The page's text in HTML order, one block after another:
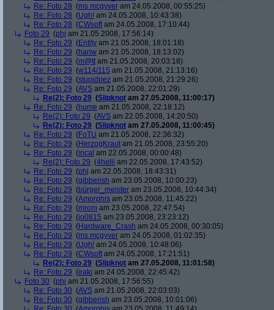
Re: Foto 28 (ms mcgyver am 24.05.2008, 00:55:25)
Re: Foto 28 (Ugh! am 24.05.2008, 10:43:38)
Re: Foto 28 (CWsoft am 24.05.2008, 17:10:44)
Foto 29 (phj am 21.05.2008, 17:56:14)
Re: Foto 29 (Entity am 21.05.2008, 18:01:18)
Re: Foto 29 (hariw am 21.05.2008, 18:13:02)
Re: Foto 29 (m@tt am 21.05.2008, 20:03:18)
Re: Foto 29 (w114/115 am 21.05.2008, 21:13:16)
Re: Foto 29 (stupidpez am 21.05.2008, 21:29:26)
Re: Foto 29 (AVS am 21.05.2008, 22:01:29)
Re(2): Foto 29 (Slipknot am 27.05.2008, 11:00:17)
Re: Foto 29 (hume am 21.05.2008, 22:18:12)
Re(2): Foto 29 (AVS am 22.05.2008, 14:20:50)
Re(2): Foto 29 (Slipknot am 27.05.2008, 11:00:45)
Re: Foto 29 (FoTU am 21.05.2008, 22:36:32)
Re: Foto 29 (HerzogKraut am 21.05.2008, 23:55:20)
Re: Foto 29 (incal am 22.05.2008, 00:00:48)
Re(2): Foto 29 (4helli am 22.05.2008, 17:43:52)
Re: Foto 29 (phj am 22.05.2008, 18:43:31)
Re: Foto 29 (gibberish am 23.05.2008, 10:00:23)
Re: Foto 29 (bürger_meister am 23.05.2008, 10:44:34)
Re: Foto 29 (Amorphis am 23.05.2008, 11:45:22)
Re: Foto 29 (mrom am 23.05.2008, 22:47:54)
Re: Foto 29 (jo0815 am 23.05.2008, 23:23:12)
Re: Foto 29 (Hardware_Crash am 24.05.2008, 00:30:05)
Re: Foto 29 (ms mcgyver am 24.05.2008, 01:02:35)
Re: Foto 29 (Ugh! am 24.05.2008, 10:48:06)
Re: Foto 29 (CWsoft am 24.05.2008, 17:21:51)
Re(2): Foto 29 (Slipknot am 27.05.2008, 11:01:58)
Re: Foto 29 (iraki am 24.05.2008, 22:45:42)
Foto 30 (phj am 21.05.2008, 17:56:55)
Re: Foto 30 (AVS am 21.05.2008, 22:03:03)
Re: Foto 30 (gibberish am 23.05.2008, 10:01:06)